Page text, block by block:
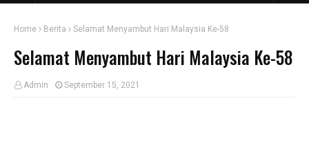
Home Berita Selamat Menyambut Hari Malaysia Ke-58
Selamat Menyambut Hari Malaysia Ke-58
Admin September 15, 2021